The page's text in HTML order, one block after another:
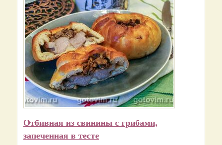
Отбивная из свинины с грибами,
запеченная в тесте